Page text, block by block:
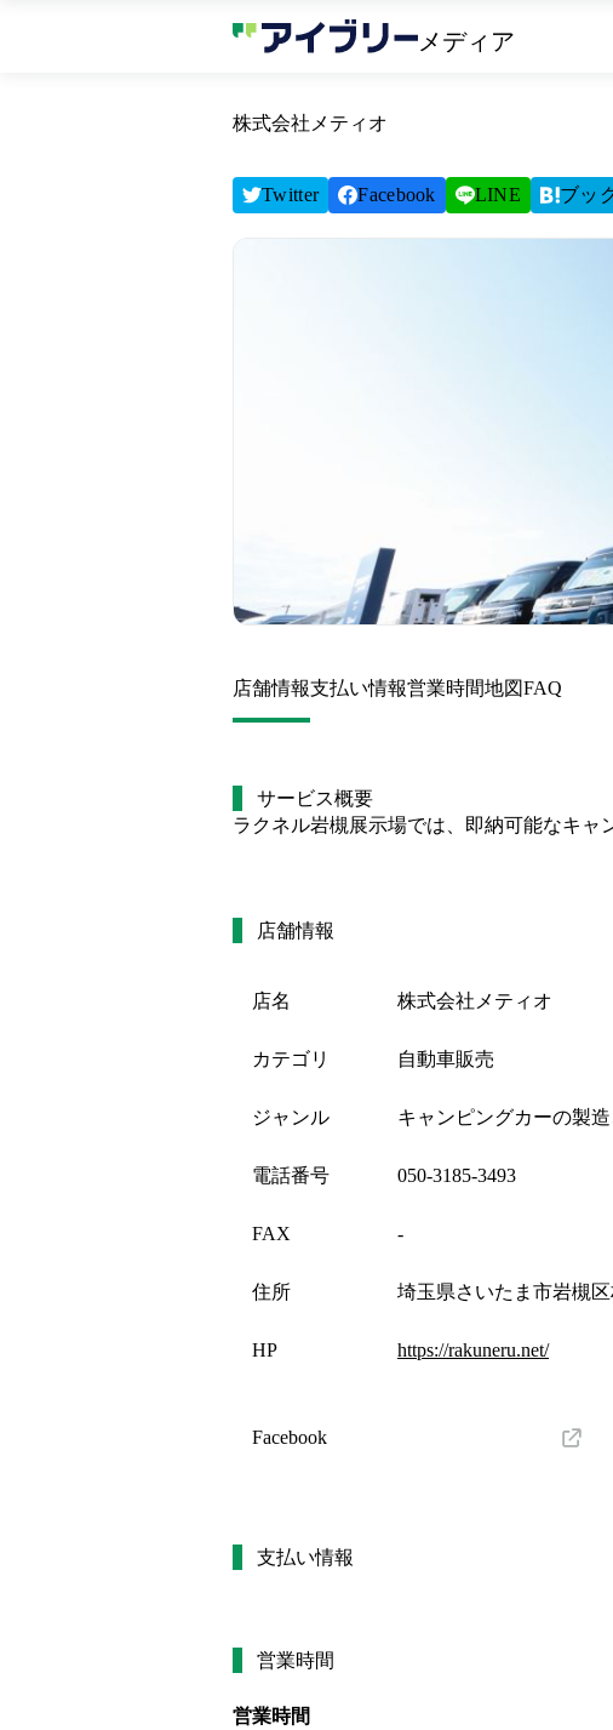
メディア
株式会社メティオ
Twitter Facebook LINE ブッ
店舗情報支払い情報営業時間地図FAQ
サービス概要
ラクネル岩槻展示場では、即納可能なキ
店舗情報
店名 株式会社メティオ
カテゴリ 自動車販売
ジャンル キャンピングカーの製
電話番号 050-3185-3493
FAX -
住所 埼玉県さいたま市岩槻区
HP https://rakuneru.net/
Facebook
支払い情報
営業時間
営業時間